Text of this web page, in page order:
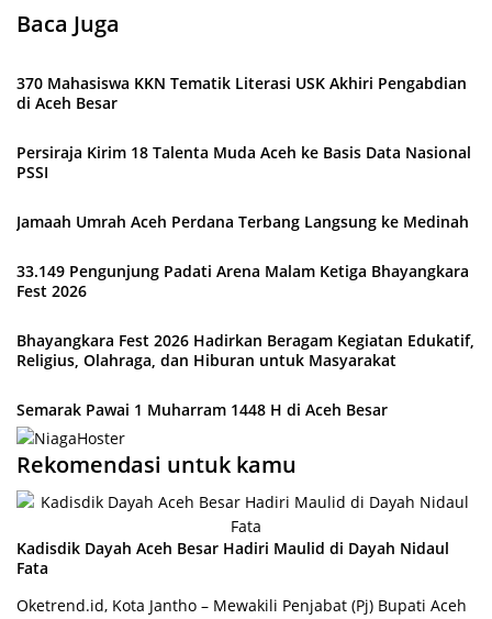
Baca Juga
370 Mahasiswa KKN Tematik Literasi USK Akhiri Pengabdian
di Aceh Besar
Persiraja Kirim 18 Talenta Muda Aceh ke Basis Data Nasional
PSSI
Jamaah Umrah Aceh Perdana Terbang Langsung ke Medinah
33.149 Pengunjung Padati Arena Malam Ketiga Bhayangkara
Fest 2026
Bhayangkara Fest 2026 Hadirkan Beragam Kegiatan Edukatif,
Religius, Olahraga, dan Hiburan untuk Masyarakat
Semarak Pawai 1 Muharram 1448 H di Aceh Besar
Rekomendasi untuk kamu
Kadisdik Dayah Aceh Besar Hadiri Maulid di Dayah Nidaul
Fata
Oketrend.id, Kota Jantho – Mewakili Penjabat (Pj) Bupati Aceh